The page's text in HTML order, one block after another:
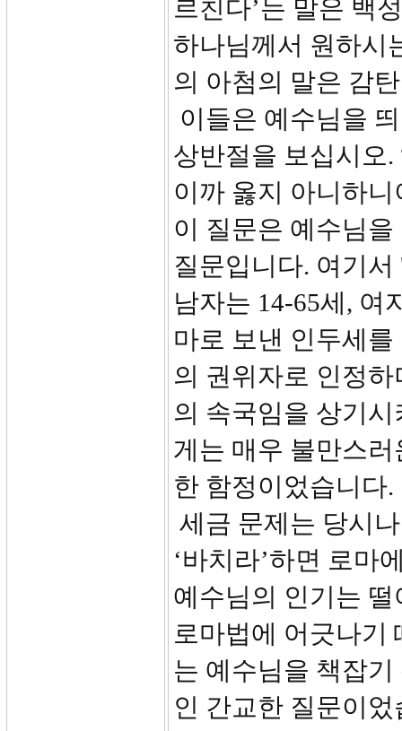
르친다’는 말은 백
하나님께서 원하시
의 아첨의 말은 감
이들은 예수님을
상반절을 보십시오
이까 옳지 아니하
이 질문은 예수님
질문입니다. 여기
남자는 14-65세, 여
마로 보낸 인두세
의 권위자로 인정
의 속국임을 상기
게는 매우 불만스
한 함정이었습니다.
세금 문제는 당시
‘바치라’하면 로마
예수님의 인기는 떨
로마법에 어긋나기
는 예수님을 책잡
인 간교한 질문이